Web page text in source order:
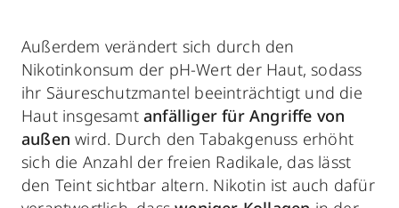
Außerdem verändert sich durch den
Nikotinkonsum der pH-Wert der Haut, sodass
ihr Säureschutzmantel beeinträchtigt und die
Haut insgesamt anfälliger für Angriffe von
außen wird. Durch den Tabakgenuss erhöht
sich die Anzahl der freien Radikale, das lässt
den Teint sichtbar altern. Nikotin ist auch dafür